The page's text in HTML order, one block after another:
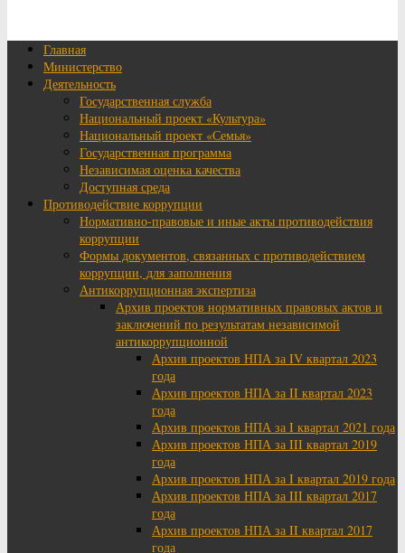
Главная
Министерство
Деятельность
Государственная служба
Национальный проект «Культура»
Национальный проект «Семья»
Государственная программа
Независимая оценка качества
Доступная среда
Противодействие коррупции
Нормативно-правовые и иные акты противодействия
коррупции
Формы документов, связанных с противодействием
коррупции, для заполнения
Антикоррупционная экспертиза
Архив проектов нормативных правовых актов и
заключений по результатам независимой
антикоррупционной
Архив проектов НПА за IV квартал 2023
года
Архив проектов НПА за II квартал 2023
года
Архив проектов НПА за I квартал 2021 года
Архив проектов НПА за III квартал 2019
года
Архив проектов НПА за I квартал 2019 года
Архив проектов НПА за III квартал 2017
года
Архив проектов НПА за II квартал 2017
года